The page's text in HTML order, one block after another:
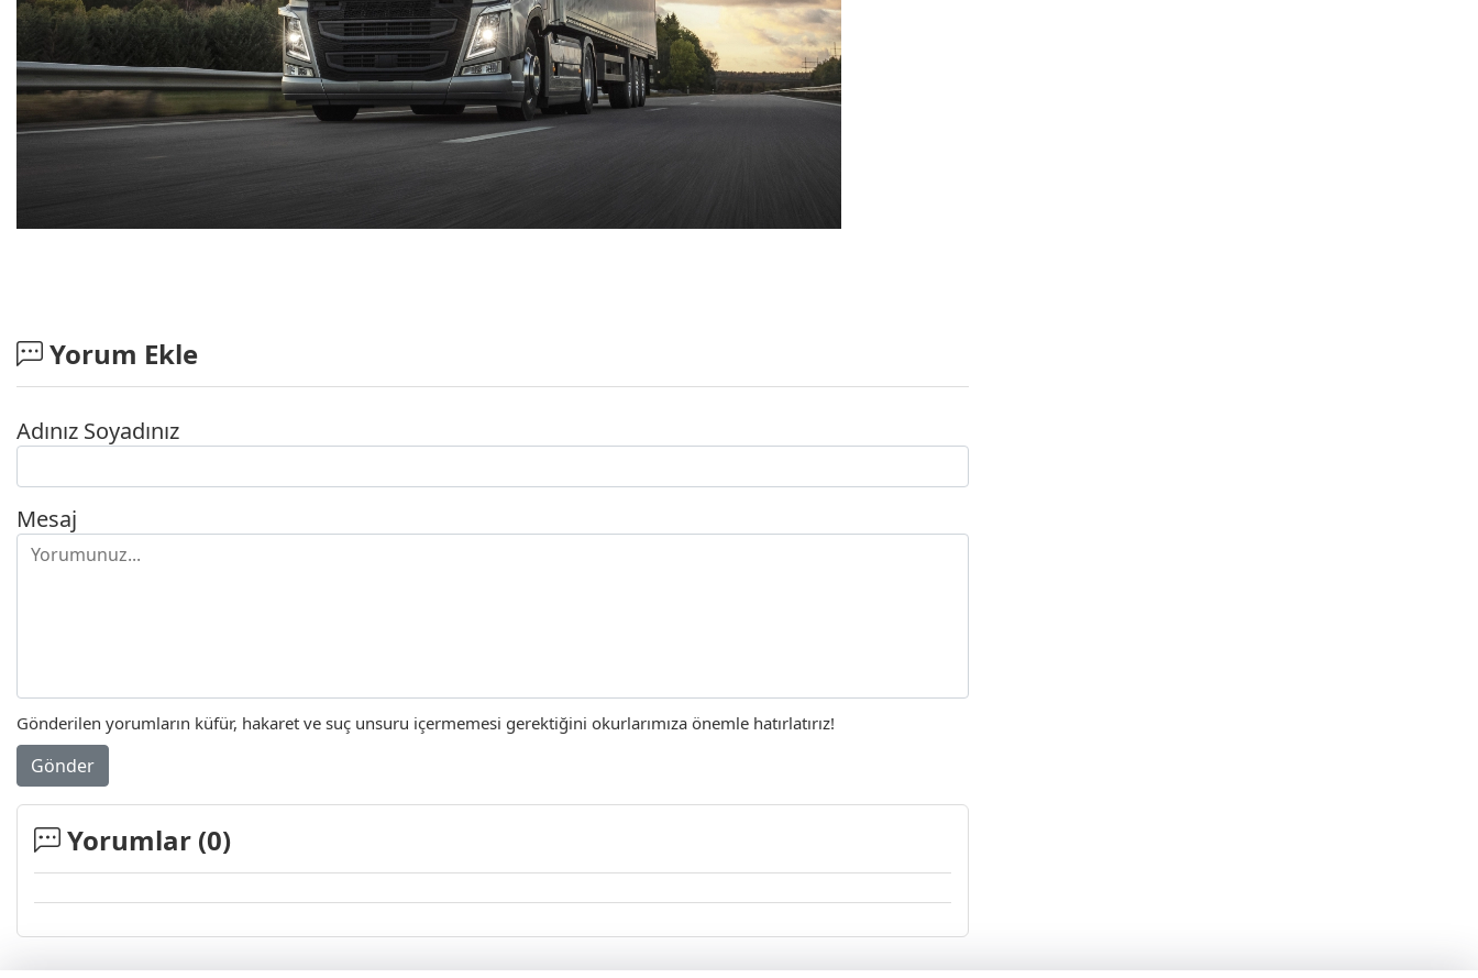
Yorum Ekle
Adınız Soyadınız
Mesaj
Gönderilen yorumların küfür, hakaret ve suç unsuru içermemesi gerektiğini okurlarımıza önemle hatırlatırız!
Gönder
Yorumlar (0)